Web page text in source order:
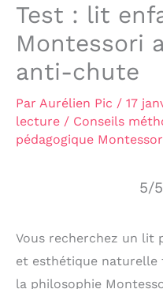
Test : lit
Montessori
anti-chute
Par Aurélien Pic / 17
lecture / Conseils
pédagogique
5/
Vous recherchez un lit
et esthétique
la philosophie